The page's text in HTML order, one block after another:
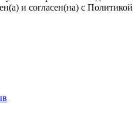
и согласен(на) с Политикой